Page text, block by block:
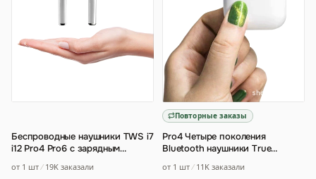
Беспроводные наушники TWS i7
i12 Pro4 Pro6 с зарядным
от 1 шт 19K заказали
Повторные заказы
Pro4 Четыре поколения
Bluetooth наушники True
подключения Pro…
от 1 шт 11K заказали